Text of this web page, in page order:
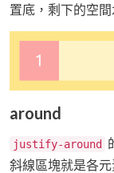
置底，剩下的空間
around
justify-around
斜線區塊就是各